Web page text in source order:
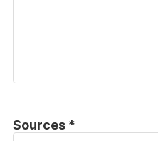
Sources *